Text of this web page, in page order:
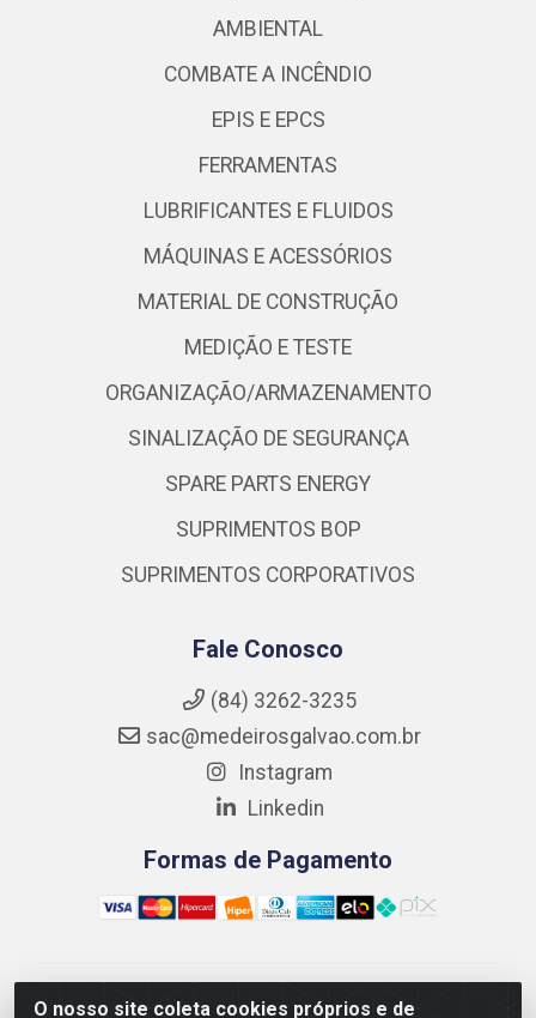
O nosso site coleta cookies próprios e de
AMBIENTAL
COMBATE A INCÊNDIO
EPIS E EPCS
FERRAMENTAS
LUBRIFICANTES E FLUIDOS
MÁQUINAS E ACESSÓRIOS
MATERIAL DE CONSTRUÇÃO
MEDIÇÃO E TESTE
ORGANIZAÇÃO/ARMAZENAMENTO
SINALIZAÇÃO DE SEGURANÇA
SPARE PARTS ENERGY
SUPRIMENTOS BOP
SUPRIMENTOS CORPORATIVOS
Fale Conosco
(84) 3262-3235
sac@medeirosgalvao.com.br
Instagram
Linkedin
Formas de Pagamento
Medeiros Galvão Soluções LTDA - Avenida Antônio